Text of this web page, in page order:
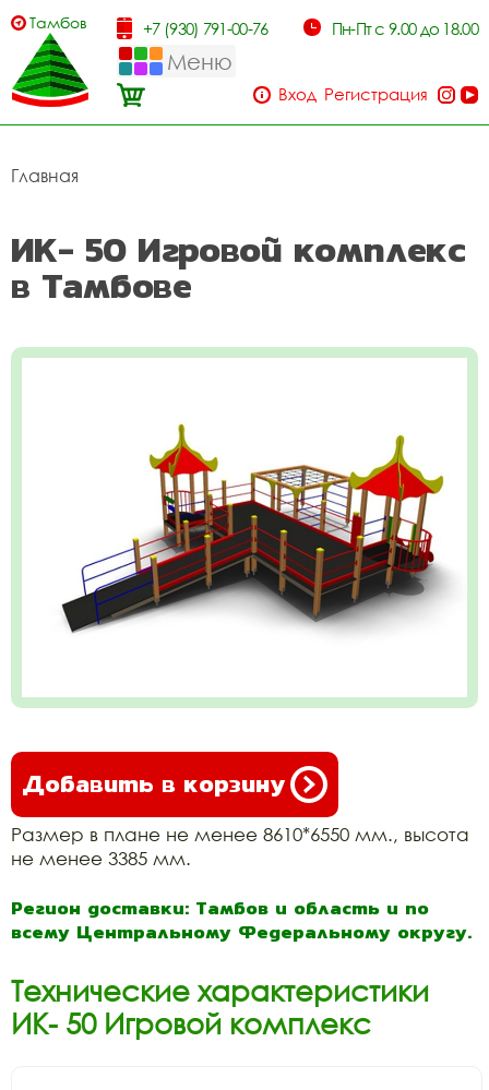
Тамбов +7 (930) 791-00-76 Пн-Пт с 9.00 до 18.00
Меню
Вход Регистрация
Главная
ИК- 50 Игровой комплекс
в Тамбове
Добавить в корзину
Размер в плане не менее 8610*6550 мм., высота
не менее 3385 мм.
Регион доставки: Тамбов и область и по
всему Центральному Федеральному округу.
Технические характеристики
ИК- 50 Игровой комплекс